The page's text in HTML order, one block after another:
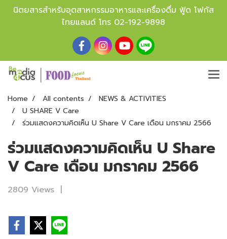
นิตยสารสำหรับอุตสาหกรรมอาหารและเครื่องดื่ม ฟู้ด โฟกัส
ไทยแลนด์ โทร 02-192-9898
Home All contents
NEWS & ACTIVITIES
U SHARE V Care
ร่วมแสดงความคิดเห็น U Share V Care เดือน มกราคม 2566
ร่วมแสดงความคิดเห็น U Share
V Care เดือน มกราคม 2566
2809 Views |